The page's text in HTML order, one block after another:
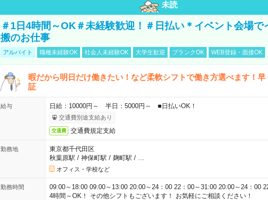
未読
＃1日4時間～OK＃未経験歓迎！＃日払い＊イベント会場で
搬のお仕事
アルバイト 職種未経験OK 社会人未経験OK 大学生歓迎 ブランクOK WEB登録・面接OK
暇だから明日だけ働きたい！など柔軟シフトで働き方選べます！
証
給与 日給：10000円～ 半日：5000円～ ■日払いOK！
交通費別途支給あり
交通費 交通費規定支給
勤務地
東京都千代田区
秋葉原駅 / 神保町駅 / 麹町駅 /
オフィス・学校など
勤務時間
09:00～18:00 09:00～13:00 20:00～24：00 22：00～31:00 20:00～24：00
4時間～OK！ その他シフトもございます！ お気軽にご相談ください！